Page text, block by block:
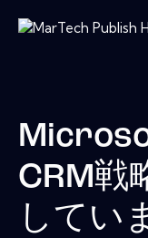
CRM戦
してい